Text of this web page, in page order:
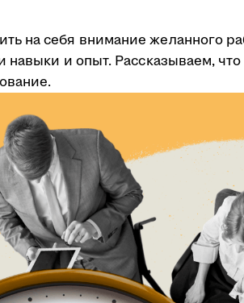
на себя внимание желанного
и опыт. Рассказываем,